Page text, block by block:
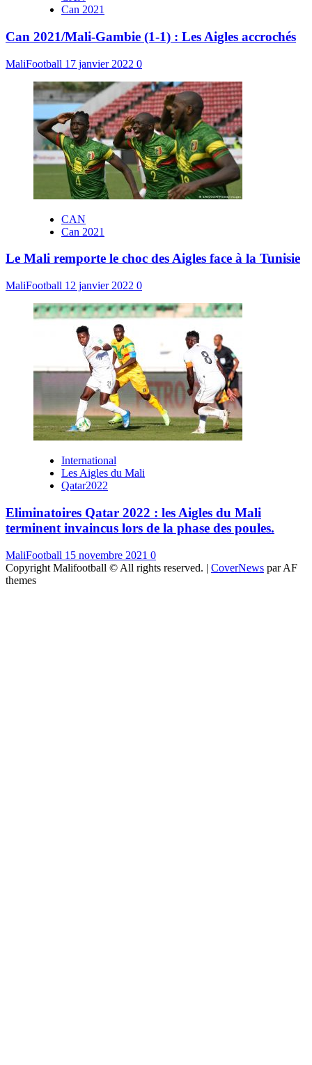
Can 2021
Can 2021/Mali-Gambie (1-1) : Les Aigles accrochés
MaliFootball 17 janvier 2022 0
CAN
Can 2021
Le Mali remporte le choc des Aigles face à la Tunisie
MaliFootball 12 janvier 2022 0
International
Les Aigles du Mali
Qatar2022
Eliminatoires Qatar 2022 : les Aigles du Mali
terminent invaincus lors de la phase des poules.
MaliFootball 15 novembre 2021 0
Copyright Malifootball © All rights reserved. | CoverNews par AF
themes